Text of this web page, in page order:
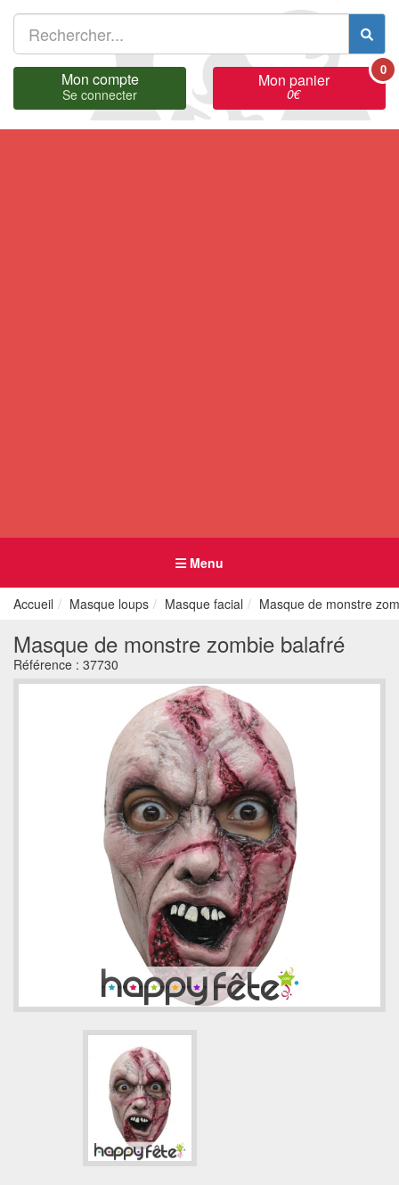
Mon compte
Se connecter
Mon panier
0€
0
Menu
Accueil Masque loups Masque facial Masque de monstre
Masque de monstre zombie balafré
Référence : 37730